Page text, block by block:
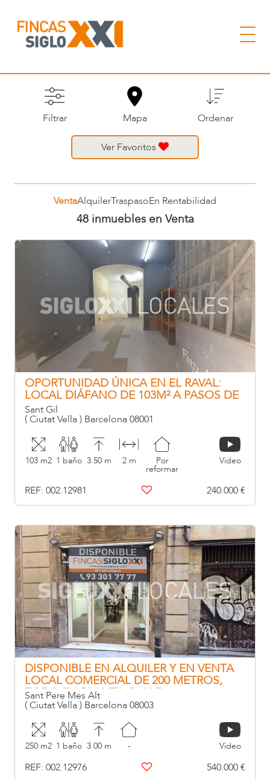
Filtrar Mapa Ordenar
Ver Favoritos
VentaAlquilerTraspasoEn Rentabilidad
48 inmuebles en Venta
OPORTUNIDAD ÚNICA EN EL RAVAL:
LOCAL DIÁFANO DE 103M² A PASOS DE
RONDA SANT ANTONI
Sant Gil
( Ciutat Vella ) Barcelona 08001
103 m2 1 baño 3.50 m 2 m Por
reformar
Video
REF: 002.12981 240.000 €
DISPONIBLE EN ALQUILER Y EN VENTA
LOCAL COMERCIAL DE 200 METROS,
TODO EN PLANTA CALLE
Sant Pere Mes Alt
( Ciutat Vella ) Barcelona 08003
250 m2 1 baño 3.00 m - Video
REF: 002.12976 540.000 €